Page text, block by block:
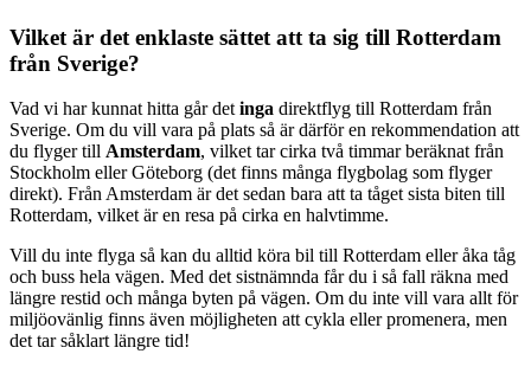
Vilket är det enklaste sättet att ta sig till Rotterdam
från Sverige?
Vad vi har kunnat hitta går det inga direktflyg till Rotterdam från
Sverige. Om du vill vara på plats så är därför en rekommendation att
du flyger till Amsterdam, vilket tar cirka två timmar beräknat från
Stockholm eller Göteborg (det finns många flygbolag som flyger
direkt). Från Amsterdam är det sedan bara att ta tåget sista biten till
Rotterdam, vilket är en resa på cirka en halvtimme.
Vill du inte flyga så kan du alltid köra bil till Rotterdam eller åka tåg
och buss hela vägen. Med det sistnämnda får du i så fall räkna med
längre restid och många byten på vägen. Om du inte vill vara allt för
miljöovänlig finns även möjligheten att cykla eller promenera, men
det tar såklart längre tid!